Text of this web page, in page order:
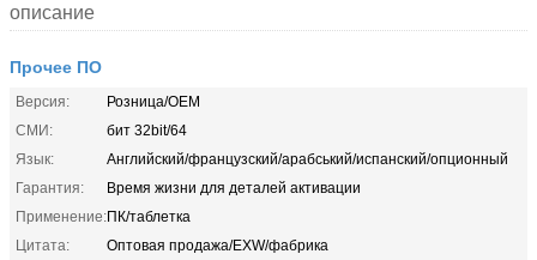
описание
Прочее ПО
Версия:
Розница/OEM
СМИ:
бит 32bit/64
Язык:
Английский/французский/арабський/испанский/опционный
Гарантия:
Время жизни для деталей активации
Применение:ПК/таблетка
Цитата:
Оптовая продажа/EXW/фабрика